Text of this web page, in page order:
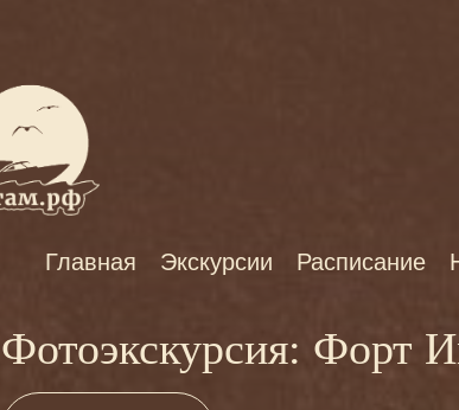
Главная Экскурсии Расписание
Фотоэкскурсия: Форт